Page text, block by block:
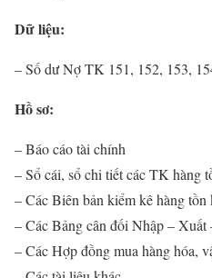
Dữ liệu:
– Số dư Nợ TK 151, 152, 153,
Hồ sơ:
– Báo cáo tài chính
– Sổ cái, sổ chi tiết các TK hàng
– Các Biên bản kiểm kê hàng tồn
– Các Bảng cân đối Nhập – Xuất
– Các Hợp đồng mua hàng hóa,